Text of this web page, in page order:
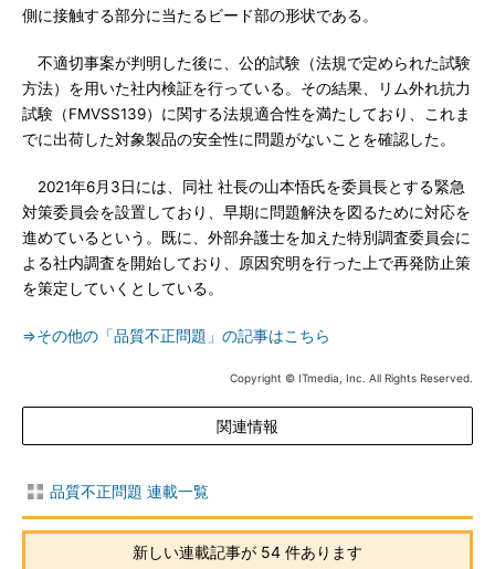
側に接触する部分に当たるビード部の形状である。
不適切事案が判明した後に、公的試験（法規で定められた試験
方法）を用いた社内検証を行っている。その結果、リム外れ抗力
試験（FMVSS139）に関する法規適合性を満たしており、これま
でに出荷した対象製品の安全性に問題がないことを確認した。
2021年6月3日には、同社 社長の山本悟氏を委員長とする緊急
対策委員会を設置しており、早期に問題解決を図るために対応を
進めているという。既に、外部弁護士を加えた特別調査委員会に
よる社内調査を開始しており、原因究明を行った上で再発防止策
を策定していくとしている。
⇒その他の「品質不正問題」の記事はこちら
Copyright © ITmedia, Inc. All Rights Reserved.
関連情報
品質不正問題 連載一覧
新しい連載記事が 54 件あります